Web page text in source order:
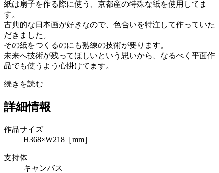
紙は扇子を作る際に使う、京都産の特殊な紙を使用してま
す。
古典的な日本画が好きなので、色合いを特注して作っていた
だきました。
その紙をつくるのにも熟練の技術が要ります。
未来へ技術が残ってほしいという思いから、なるべく平面作
品でも使うよう心掛けてます。
続きを読む
詳細情報
作品サイズ
H368×W218［mm］
支持体
キャンバス